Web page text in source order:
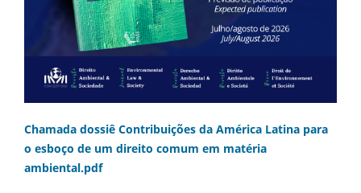
Chamada dossiê Contribuições da América Latina para
o esboço de um direito comum em matéria
ambiental.pdf